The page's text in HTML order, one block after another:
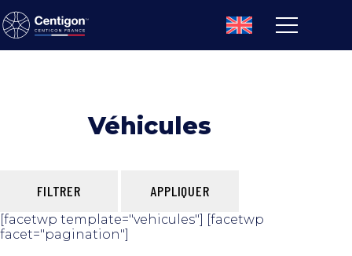
Véhicules
FILTRER APPLIQUER
[facetwp template="vehicules"] [facetwp
facet="pagination"]